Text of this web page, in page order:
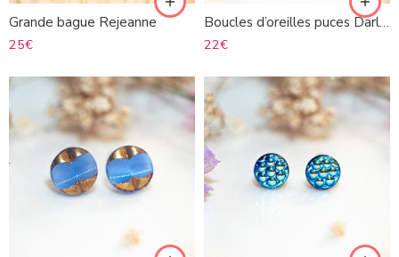
Grande bague Rejeanne
25€
Boucles d’oreilles puces Darlene 2
22€